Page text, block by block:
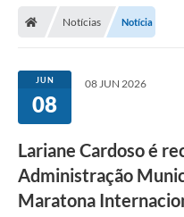
Notícias Notícia
JUN
08
08 JUN 2026
Lariane Cardoso é
Administração
Maratona